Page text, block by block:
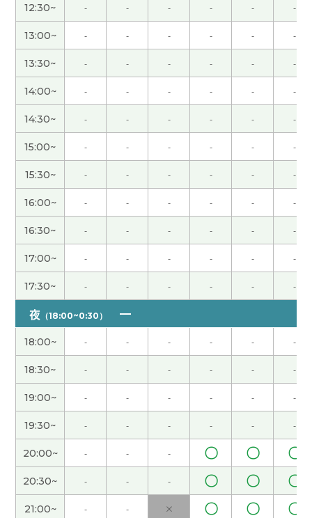
コメントに中国語の言い方がきついと書いている
方がいますが、同感です。複数回受けていますが、
25分ですら長く感じることがあります。ご注意く
ださい。
谢谢老师，中国語の学習の為に考えていただきあり
がとうございます。今後もよろしくお願いします！
( 男性 )
老師也辛苦了 下次見🍀 ( 女性 )
谢谢了！是很开心的课程。
ご指導 ありがとうございました。 また教えてくだ
さい よろしくお願いします( 50代 男性 )
老师时间过的好快呢，我们一起为目标努力吧！( 女
性 )
谢谢老师，今天是特别的一天。 一件事结束，心情
比较舒畅。 我从这开始也好好学中文☺️
( 女性 )
谢谢老师！ 好久不见了 这节课也很开心 下次见吧！
( 男性 )
単語の使い方や間違った声調を直していただきま
した。ただ中国語のきつい語調が気になりまし
た。
12:30~ - - - - - -
13:00~ - - - - - -
13:30~ - - - - - -
14:00~ - - - - - -
14:30~ - - - - - -
15:00~ - - - - - -
15:30~ - - - - - -
16:00~ - - - - - -
16:30~ - - - - - -
17:00~ - - - - - -
17:30~ - - - - - -
夜 （18:00~0:30）
18:00~ - - - - - -
18:30~ - - - - - -
19:00~ - - - - - -
19:30~ - - - - - -
20:00~ - - - 〇 〇 〇
20:30~ - - - 〇 〇 〇
21:00~ - - × 〇 〇 〇